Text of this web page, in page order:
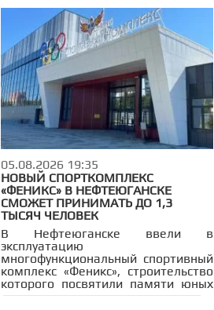
05.08.2026 19:35
НОВЫЙ СПОРТКОМПЛЕКС
«ФЕНИКС» В НЕФТЕЮГАНСКЕ
СМОЖЕТ ПРИНИМАТЬ ДО 1,3
ТЫСЯЧ ЧЕЛОВЕК
В Нефтеюганске ввели в
эксплуатацию
многофункциональный спортивный
комплекс «Феникс», строительство
которого посвятили памяти юных
акробатов и их тренеров, погибших